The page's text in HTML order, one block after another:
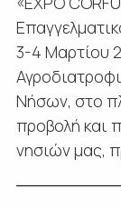
3-4 Μαρτίου
Νήσων, στο
προβολή και
νησιών μας,